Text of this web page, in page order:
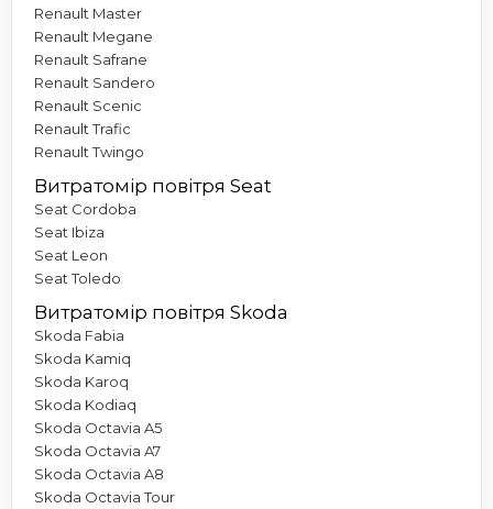
Renault Master
Renault Megane
Renault Safrane
Renault Sandero
Renault Scenic
Renault Trafic
Renault Twingo
Витратомір повітря Seat
Seat Cordoba
Seat Ibiza
Seat Leon
Seat Toledo
Витратомір повітря Skoda
Skoda Fabia
Skoda Kamiq
Skoda Karoq
Skoda Kodiaq
Skoda Octavia A5
Skoda Octavia A7
Skoda Octavia A8
Skoda Octavia Tour